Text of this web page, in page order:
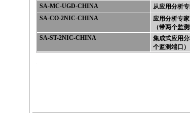
SA-MC-UGD-CHINA 从应用分析
SA-CO-2NIC-CHINA
应用分析专
（带两个监测
SA-ST-2NIC-CHINA
集成式应用
个监测端口）